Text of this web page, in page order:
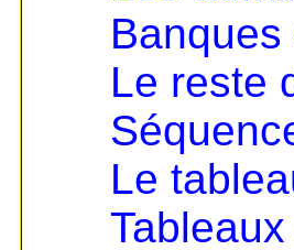
Le reste
Le